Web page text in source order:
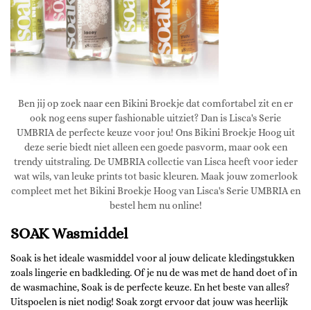
Ben jij op zoek naar een Bikini Broekje dat comfortabel zit en er
ook nog eens super fashionable uitziet? Dan is Lisca's Serie
UMBRIA de perfecte keuze voor jou! Ons Bikini Broekje Hoog uit
deze serie biedt niet alleen een goede pasvorm, maar ook een
trendy uitstraling. De UMBRIA collectie van Lisca heeft voor ieder
wat wils, van leuke prints tot basic kleuren. Maak jouw zomerlook
compleet met het Bikini Broekje Hoog van Lisca's Serie UMBRIA en
bestel hem nu online!
SOAK Wasmiddel
Soak is het ideale wasmiddel voor al jouw delicate kledingstukken
zoals lingerie en badkleding. Of je nu de was met de hand doet of in
de wasmachine, Soak is de perfecte keuze. En het beste van alles?
Uitspoelen is niet nodig! Soak zorgt ervoor dat jouw was heerlijk